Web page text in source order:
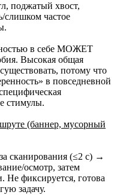
поджатый хвост,
слишком частое
в себе МОЖЕТ
Высокая общая
потому что
в повседневной
стимулы.
(баннер, мусорный
сканирования (≤2 с) →
осмотр, затем
Не фиксируется, готова
задачу.